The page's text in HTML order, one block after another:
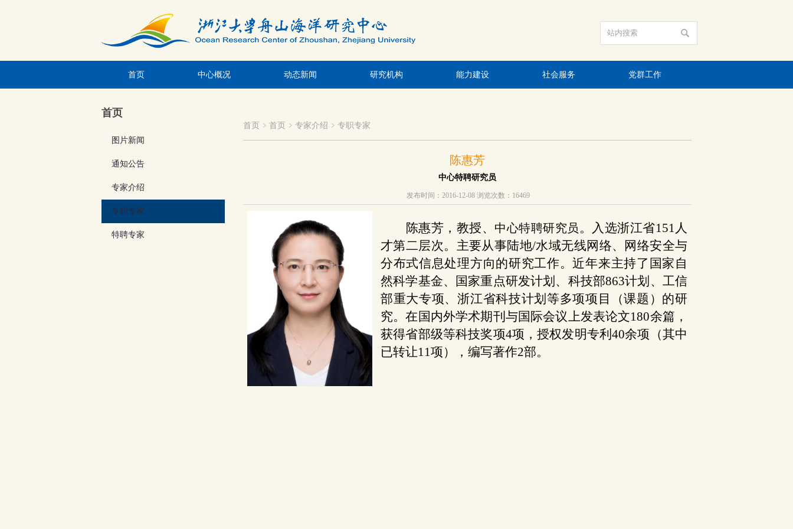
首页 中心概况 动态新闻 研究机构 能力建设 社会服务 党群工作
首页
图片新闻
通知公告
专家介绍
专职专家
特聘专家
首页 首页 专家介绍 专职专家
陈惠芳
中心特聘研究员
发布时间：2016-12-08 浏览次数： 16469
陈惠芳，教授、 中心特聘研究员 。入选浙江省151人
才第二层次。 主要从事陆地/水域无线网络、网络安全与
分布式信息处理方向的研究工作。近年来主持了国家自
然科学基金、国家重点研发计划、科技部863计划、工信
部重大专项、浙江省科技计划等多项项目（课题）的研
究。在国内外学术期刊与国际会议上发表论文180余篇，
获得省部级等科技奖项4项，授权发明专利40余项（其中
已转让11项），编写著作2部。